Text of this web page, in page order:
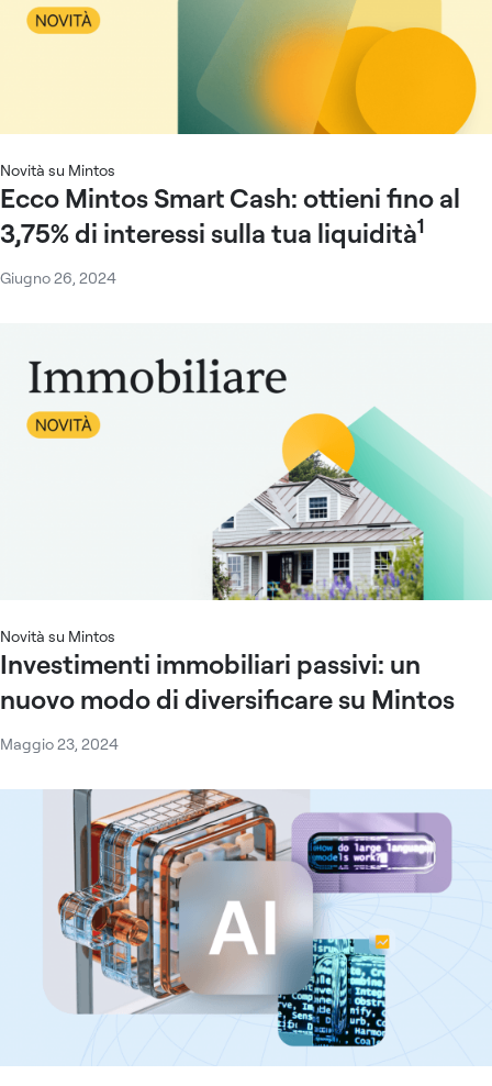
Novità su Mintos
Ecco Mintos Smart Cash: ottieni fino al
3,75% di interessi sulla tua liquidità1
Giugno 26, 2024
Novità su Mintos
Investimenti immobiliari passivi: un
nuovo modo di diversificare su Mintos
Maggio 23, 2024